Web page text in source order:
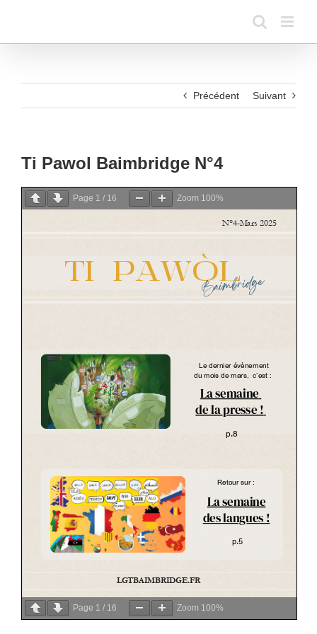
Précédent Suivant
Ti Pawol Baimbridge N°4
Page 1 / 16 Zoom 100%
Page 1 / 16 Zoom 100%